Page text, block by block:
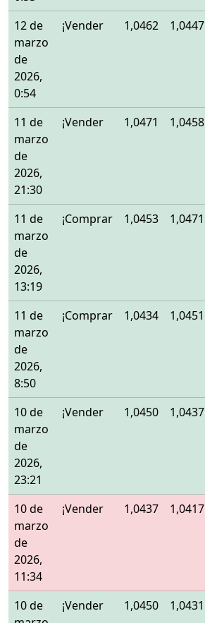
12 de
marzo
de
2026,
0:54
¡Vender 1,0462 1,0447
11 de
marzo
de
2026,
21:30
¡Vender 1,0471 1,0458
11 de
marzo
de
2026,
13:19
¡Comprar 1,0453 1,0471
11 de
marzo
de
2026,
8:50
¡Comprar 1,0434 1,0451
10 de
marzo
de
2026,
23:21
¡Vender 1,0450 1,0437
10 de
marzo
de
2026,
11:34
¡Vender 1,0437 1,0417
10 de
¡Vender 1,0450 1,0431